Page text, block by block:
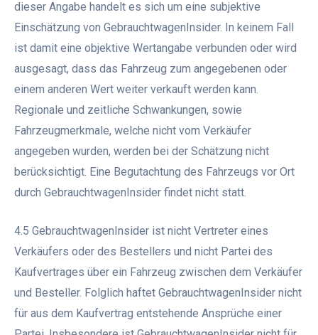
dieser Angabe handelt es sich um eine subjektive
Einschätzung von GebrauchtwagenInsider. In keinem Fall
ist damit eine objektive Wertangabe verbunden oder wird
ausgesagt, dass das Fahrzeug zum angegebenen oder
einem anderen Wert weiter verkauft werden kann.
Regionale und zeitliche Schwankungen, sowie
Fahrzeugmerkmale, welche nicht vom Verkäufer
angegeben wurden, werden bei der Schätzung nicht
berücksichtigt. Eine Begutachtung des Fahrzeugs vor Ort
durch GebrauchtwagenInsider findet nicht statt.
4.5 GebrauchtwagenInsider ist nicht Vertreter eines
Verkäufers oder des Bestellers und nicht Partei des
Kaufvertrages über ein Fahrzeug zwischen dem Verkäufer
und Besteller. Folglich haftet GebrauchtwagenInsider nicht
für aus dem Kaufvertrag entstehende Ansprüche einer